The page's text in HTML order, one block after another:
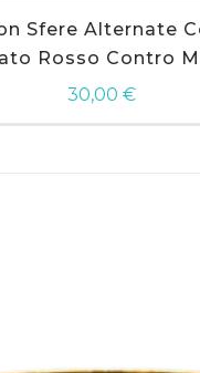
Sfere Alternate
Rosso Contro
30,00 €